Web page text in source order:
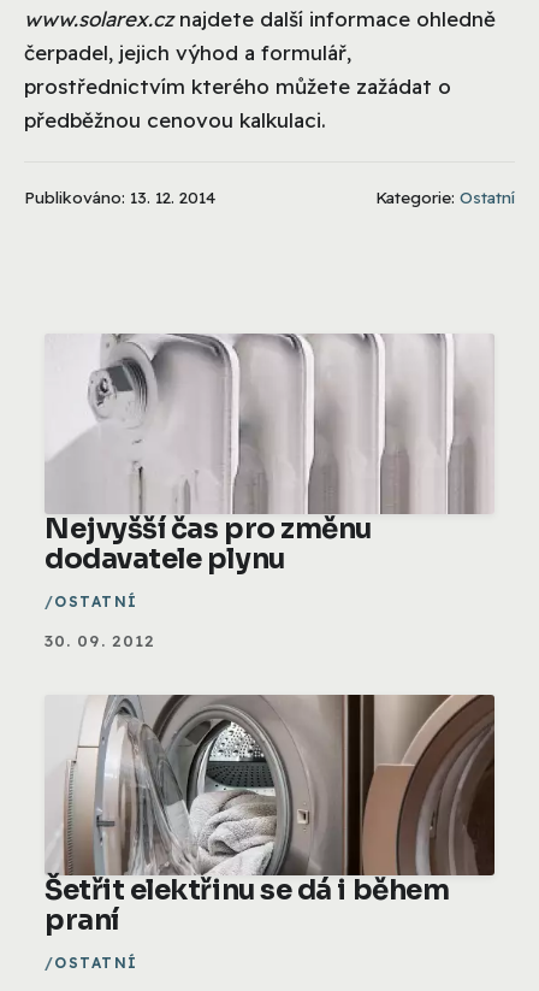
www.solarex.cznajdete další informace ohledně
čerpadel, jejich výhod a formulář,
prostřednictvím kterého můžete zažádat o
předběžnou cenovou kalkulaci.
Publikováno: 13. 12. 2014 Kategorie: Ostatní
Nejvyšší čas pro změnu
dodavatele plynu
OSTATNÍ
30. 09. 2012
Šetřit elektřinu se dá i během
praní
OSTATNÍ